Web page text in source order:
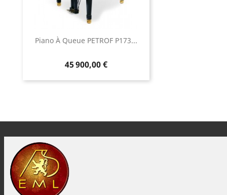
Piano À Queue PETROF P173...
45 900,00 €